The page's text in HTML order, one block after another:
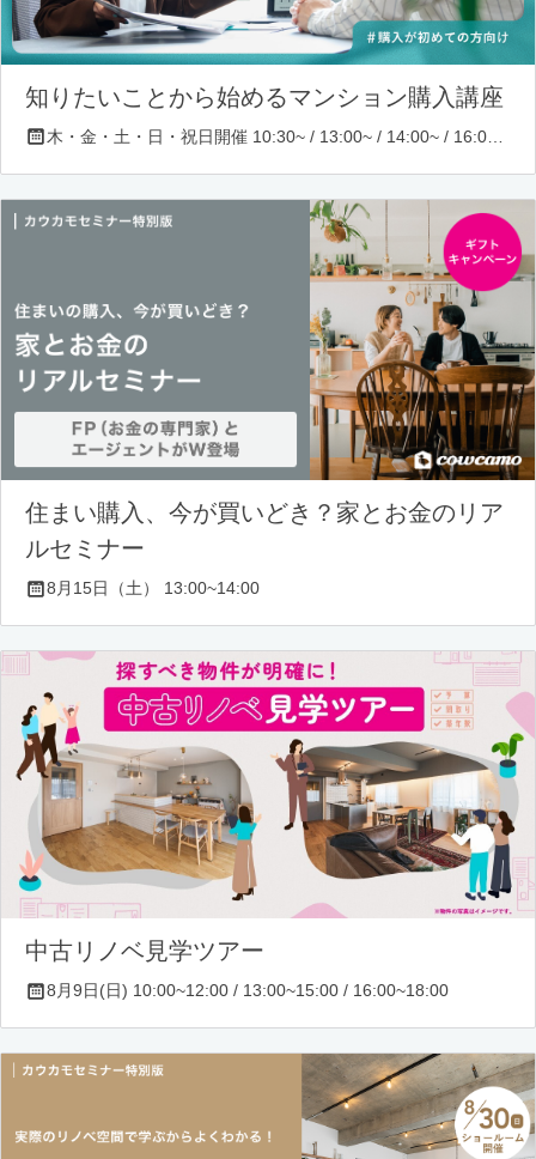
知りたいことから始めるマンション購入講座
住まい購入、今が買いどき？家とお金のリア
ルセミナー
8月15日（土） 13:00~14:00
中古リノベ見学ツアー
8月9日(日) 10:00~12:00 / 13:00~15:00 / 16:00~18:00